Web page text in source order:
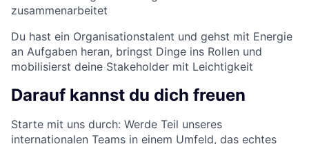
zusammenarbeitet
Du hast ein Organisationstalent und gehst mit Energie
an Aufgaben heran, bringst Dinge ins Rollen und
mobilisierst deine Stakeholder mit Leichtigkeit
Darauf kannst du dich freuen
Starte mit uns durch: Werde Teil unseres
internationalen Teams in einem Umfeld, das echtes